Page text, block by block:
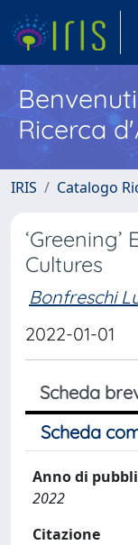
Ricerca
IRIS Catalogo
Cultures
Bonfreschi
2022-01-01
Scheda
Scheda
Anno di
2022
Citazione